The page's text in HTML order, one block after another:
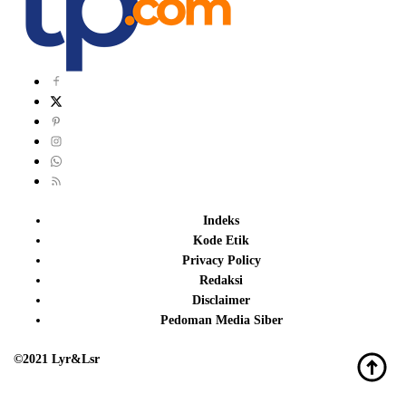
Indeks
Kode Etik
Privacy Policy
Redaksi
Disclaimer
Pedoman Media Siber
©2021 Lyr&Lsr